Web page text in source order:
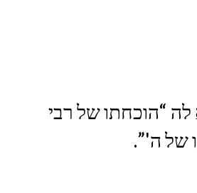
לה “הוכחתו של רבי
של ה'”.